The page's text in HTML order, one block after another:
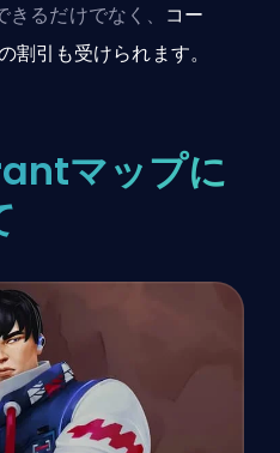
るだけでなく、 コー
引も受けられます。
マップに